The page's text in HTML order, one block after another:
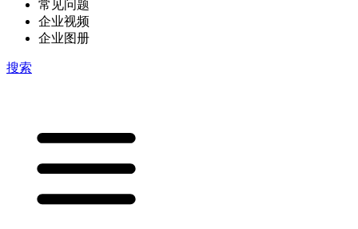
常见问题
企业视频
企业图册
搜索